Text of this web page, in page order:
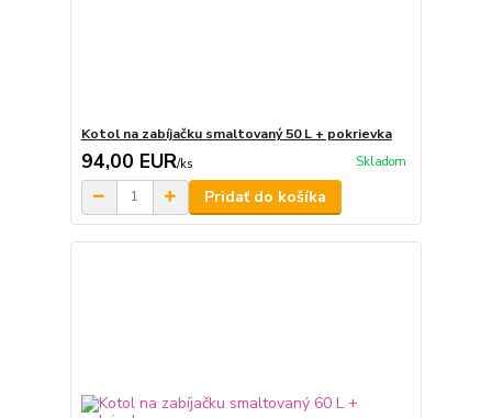
Kotol na zabíjačku smaltovaný 50 L + pokrievka
94,00 EUR/ks Skladom
Pridať do košíka